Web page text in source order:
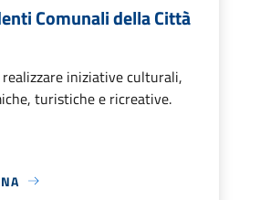
Comunali della Città
realizzare iniziative culturali,
turistiche e ricreative.